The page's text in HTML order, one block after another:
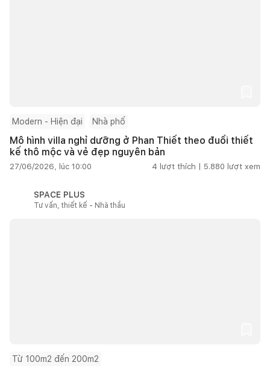
Modern - Hiện đại Nhà phố
Mô hình villa nghỉ dưỡng ở Phan Thiết theo đuổi thiết
kế thô mộc và vẻ đẹp nguyên bản
27/06/2026, lúc 10:00 4 lượt thích | 5.880 lượt xem
SPACE PLUS
Tư vấn, thiết kế - Nhà thầu
Từ 100m2 đến 200m2